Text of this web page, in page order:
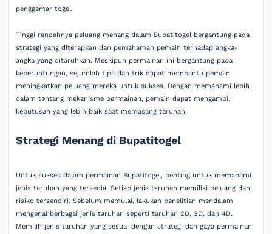
penggemar togel.
Tinggi rendahnya peluang menang dalam Bupatitogel bergantung pada
strategi yang diterapkan dan pemahaman pemain terhadap angka-
angka yang ditaruhkan. Meskipun permainan ini bergantung pada
keberuntungan, sejumlah tips dan trik dapat membantu pemain
meningkatkan peluang mereka untuk sukses. Dengan memahami lebih
dalam tentang mekanisme permainan, pemain dapat mengambil
keputusan yang lebih baik saat memasang taruhan.
Strategi Menang di Bupatitogel
Untuk sukses dalam permainan Bupatitogel, penting untuk memahami
jenis taruhan yang tersedia. Setiap jenis taruhan memiliki peluang dan
risiko tersendiri. Sebelum memulai, lakukan penelitian mendalam
mengenai berbagai jenis taruhan seperti taruhan 2D, 3D, dan 4D.
Memilih jenis taruhan yang sesuai dengan strategi dan gaya permainan